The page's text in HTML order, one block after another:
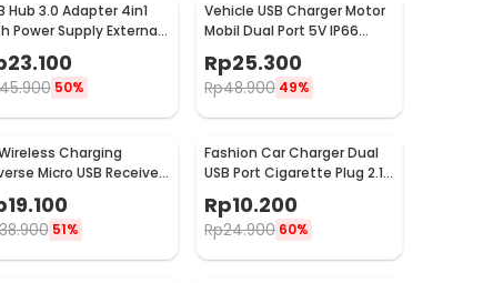
Hub 3.0 Adapter 4in1
Power Supply External
3.0 4 Port - UH-103U3
23.100
50%
Vehicle USB Charger Motor
Mobil Dual Port 5V IP66
Splashproof - 42557
Rp25.300
Rp48.900 49%
Charging
Micro USB Receiver
19.100
51%
Fashion Car Charger Dual
USB Port Cigarette Plug 2.1A
Rp10.200
Rp24.900 60%